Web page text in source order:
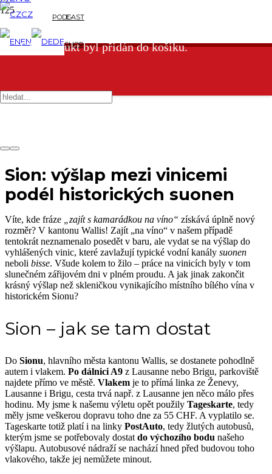
CZ
EN DE
PODCAST
E-
SHOP
Produkt produkt byl přidán do košíku.
Sion: výšlap mezi vinicemi
podél historických suonen
Víte, kde fráze „zajít s kamarádkou na víno“ získává úplně nový
rozměr? V kantonu Wallis! Zajít „na víno“ v našem případě
tentokrát neznamenalo posedět v baru, ale vydat se na výšlap do
vyhlášených vinic, které zavlažují typické vodní kanály suonen
neboli bisse. Všude kolem to žilo – práce na vinicích byly v tom
slunečném zářijovém dni v plném proudu. A jak jinak zakončit
krásný výšlap než skleničkou vynikajícího místního bílého vína v
historickém Sionu?
Sion – jak se tam dostat
Do Sionu, hlavního města kantonu Wallis, se dostanete pohodlně
autem i vlakem. Po dálnici A9 z Lausanne nebo Brigu, parkoviště
najdete přímo ve městě. Vlakem je to přímá linka ze Ženevy,
Lausanne i Brigu, cesta trvá např. z Lausanne jen něco málo přes
hodinu. My jsme k našemu výletu opět použily Tageskarte, tedy
měly jsme veškerou dopravu toho dne za 55 CHF. A vyplatilo se.
Tageskarte totiž platí i na linky PostAuto, tedy žlutých autobusů,
kterým jsme se potřebovaly dostat do výchozího bodu našeho
výšlapu. Autobusové nádraží se nachází hned před budovou toho
vlakového, takže jej nemůžete minout.